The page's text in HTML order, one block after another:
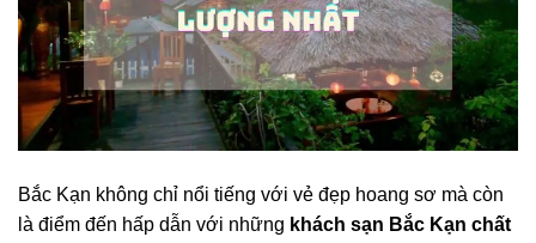
Bắc Kạn không chỉ nổi tiếng với vẻ đẹp hoang sơ mà còn
là điểm đến hấp dẫn với những khách sạn Bắc Kạn chất